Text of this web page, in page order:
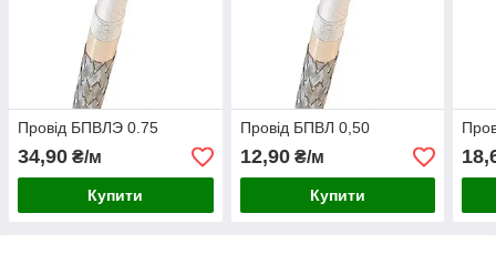
Провід БПВЛЭ 0.75
34,90 ₴/м
Купити
Провід БПВЛ 0,50
12,90₴/м
Купити